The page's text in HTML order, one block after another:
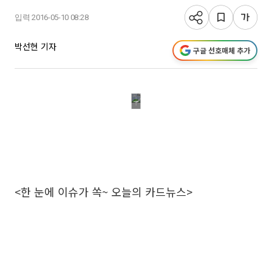
입력 2016-05-10 08:28
박선현 기자 구글 선호매체 추가
<한 눈에 이슈가 쏙~ 오늘의 카드뉴스>